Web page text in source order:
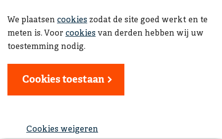
We plaatsen cookies zodat de site goed werkt en te
meten is. Voor cookies van derden hebben wij uw
toestemming nodig.
Cookies toestaan
Cookies weigeren